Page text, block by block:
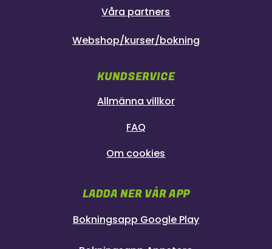
Våra partners
Webshop/kurser/bokning
KUNDSERVICE
Allmänna villkor
FAQ
Om cookies
LADDA NER VÅR APP
Bokningsapp Google Play